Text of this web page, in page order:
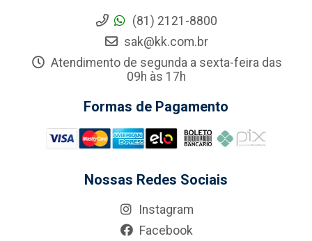
(81) 2121-8800
sak@kk.com.br
Atendimento de segunda a sexta-feira das
09h às 17h
Formas de Pagamento
Nossas Redes Sociais
Instagram
Facebook